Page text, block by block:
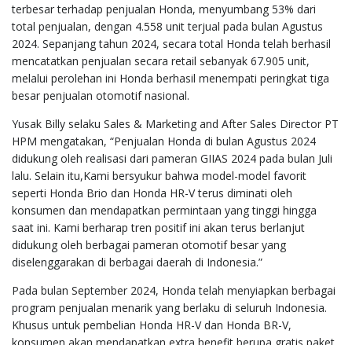
terbesar terhadap penjualan Honda, menyumbang 53% dari
total penjualan, dengan 4.558 unit terjual pada bulan Agustus
2024. Sepanjang tahun 2024, secara total Honda telah berhasil
mencatatkan penjualan secara retail sebanyak 67.905 unit,
melalui perolehan ini Honda berhasil menempati peringkat tiga
besar penjualan otomotif nasional.
Yusak Billy selaku Sales & Marketing and After Sales Director PT
HPM mengatakan, “Penjualan Honda di bulan Agustus 2024
didukung oleh realisasi dari pameran GIIAS 2024 pada bulan Juli
lalu. Selain itu,Kami bersyukur bahwa model-model favorit
seperti Honda Brio dan Honda HR-V terus diminati oleh
konsumen dan mendapatkan permintaan yang tinggi hingga
saat ini. Kami berharap tren positif ini akan terus berlanjut
didukung oleh berbagai pameran otomotif besar yang
diselenggarakan di berbagai daerah di Indonesia.”
Pada bulan September 2024, Honda telah menyiapkan berbagai
program penjualan menarik yang berlaku di seluruh Indonesia.
Khusus untuk pembelian Honda HR-V dan Honda BR-V,